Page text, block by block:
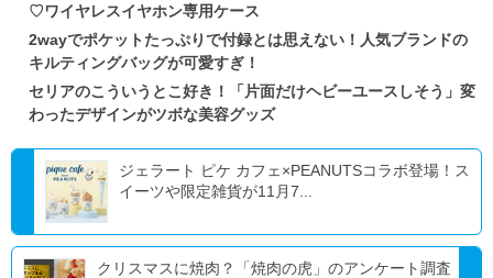
♡ワイヤレスイヤホン専用ケース
2wayでポケットたっぷりで付録とは思えない！人気ブランドの
キルティングバッグが可愛すぎ！
セリアのこういうとこ好き！「片面だけヘビーユースしそう」変
わったデザインがツボな美容グッズ
ジェラート ピケ カフェ×PEANUTSコラボ登場！ス
イーツや限定雑貨が11月7...
クリスマスに焼肉？「焼肉の虎」のアンケート調査